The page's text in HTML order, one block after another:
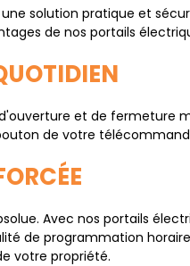
solution pratique et
de nos portails
et de fermeture
de votre
Avec nos portails
de programmation
votre propriété.